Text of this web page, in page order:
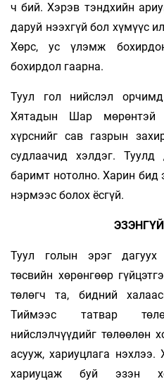
ч бий. Хэрэв тэндхийн
даруй нээхгүй бол хүмүүс
Хөрс, ус үлэмж
бохирдол гаарна.
Туул гол нийслэл
Хятадын Шар мөрөнтэй
хүрснийг сав газрын
судлаачид хэлдэг. Туулд
баримт нотолно. Харин бид
нэрмээс болох ёсгүй.
Туул голын эрэг дагуух
төсвийн хөрөнгөөр
төлөгч та, бидний
Тиймээс татвар
нийслэлчүүдийг төлөөлөн
асууж, хариуцлага
хариуцаж буй эзэн